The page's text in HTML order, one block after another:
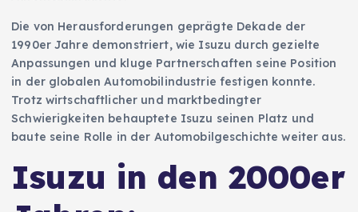
Die von Herausforderungen geprägte Dekade der
1990er Jahre demonstriert, wie Isuzu durch gezielte
Anpassungen und kluge Partnerschaften seine Position
in der globalen Automobilindustrie festigen konnte.
Trotz wirtschaftlicher und marktbedingter
Schwierigkeiten behauptete Isuzu seinen Platz und
baute seine Rolle in der Automobilgeschichte weiter aus.
Isuzu in den 2000er